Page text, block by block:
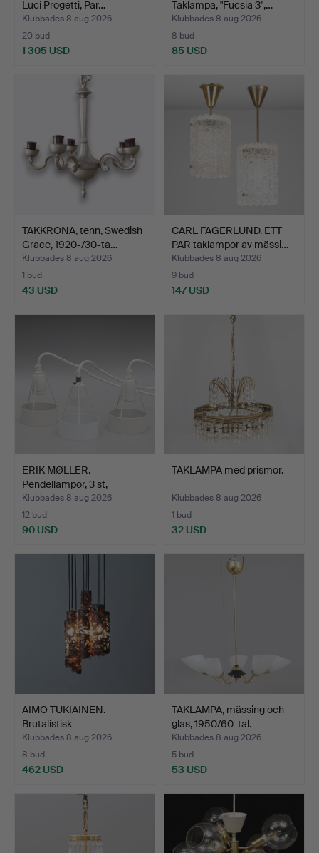
Luci Progetti, Par…
Klubbades 8 aug 2026
20 bud
1 305 USD
Taklampa, "Fucsia 3",…
Klubbades 8 aug 2026
8 bud
85 USD
TAKKRONA, tenn, Swedish
Grace, 1920-/30-ta…
Klubbades 8 aug 2026
1 bud
43 USD
CARL FAGERLUND. ETT
PAR taklampor av mässi…
Klubbades 8 aug 2026
9 bud
147 USD
ERIK MØLLER.
Pendellampor, 3 st,
"Pakhus",…
Klubbades 8 aug 2026
12 bud
90 USD
TAKLAMPA med prismor.
Klubbades 8 aug 2026
1 bud
32 USD
AIMO TUKIAINEN.
Brutalistisk
kaskadtaklamp…
Klubbades 8 aug 2026
8 bud
462 USD
TAKLAMPA, mässing och
glas, 1950/60-tal.
Klubbades 8 aug 2026
5 bud
53 USD